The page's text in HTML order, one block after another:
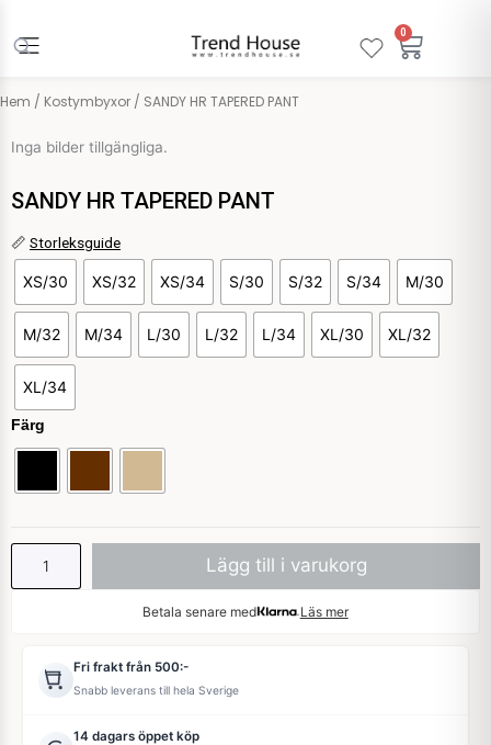
innehåll
0
Hem / Kostymbyxor / SANDY HR TAPERED PANT
Inga bilder tillgängliga.
SANDY HR TAPERED PANT
📏 Storleksguide
XS/30 XS/32 XS/34 S/30 S/32 S/34 M/30
M/32 M/34 L/30 L/32 L/34 XL/30 XL/32
XL/34
Färg
SANDY
HR
TAPERED
PANT
mängd
Lägg till i varukorg
Betala senare med Läs mer
Fri frakt från 500:-
Snabb leverans till hela Sverige
14 dagars öppet köp